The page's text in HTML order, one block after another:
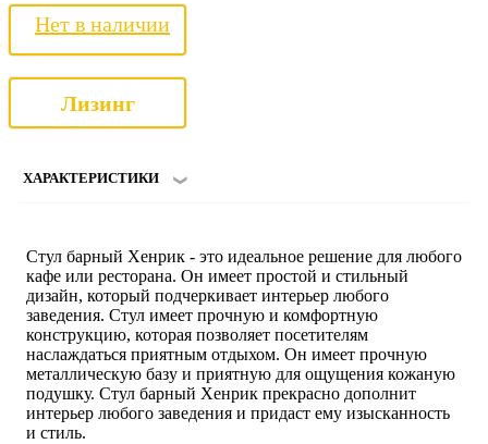
Нет в наличии
Лизинг
ХАРАКТЕРИСТИКИ
Стул барный Хенрик - это идеальное решение для любого
кафе или ресторана. Он имеет простой и стильный
дизайн, который подчеркивает интерьер любого
заведения. Стул имеет прочную и комфортную
конструкцию, которая позволяет посетителям
наслаждаться приятным отдыхом. Он имеет прочную
металлическую базу и приятную для ощущения кожаную
подушку. Стул барный Хенрик прекрасно дополнит
интерьер любого заведения и придаст ему изысканность
и стиль.